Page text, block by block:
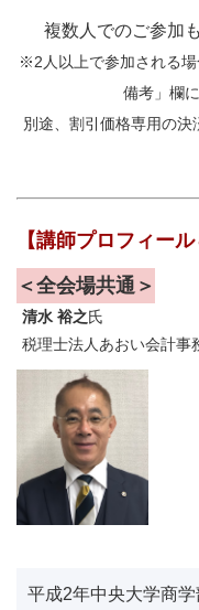
複数人でのご参加
※2人以上で参加される
備考」欄
別途、割引価格専用の決
【講師プロフィール
＜全会場共通＞
清水 裕之氏
税理士法人あおい会計事
平成2年中央大学商